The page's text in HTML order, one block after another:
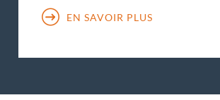
EN SAVOIR PLUS